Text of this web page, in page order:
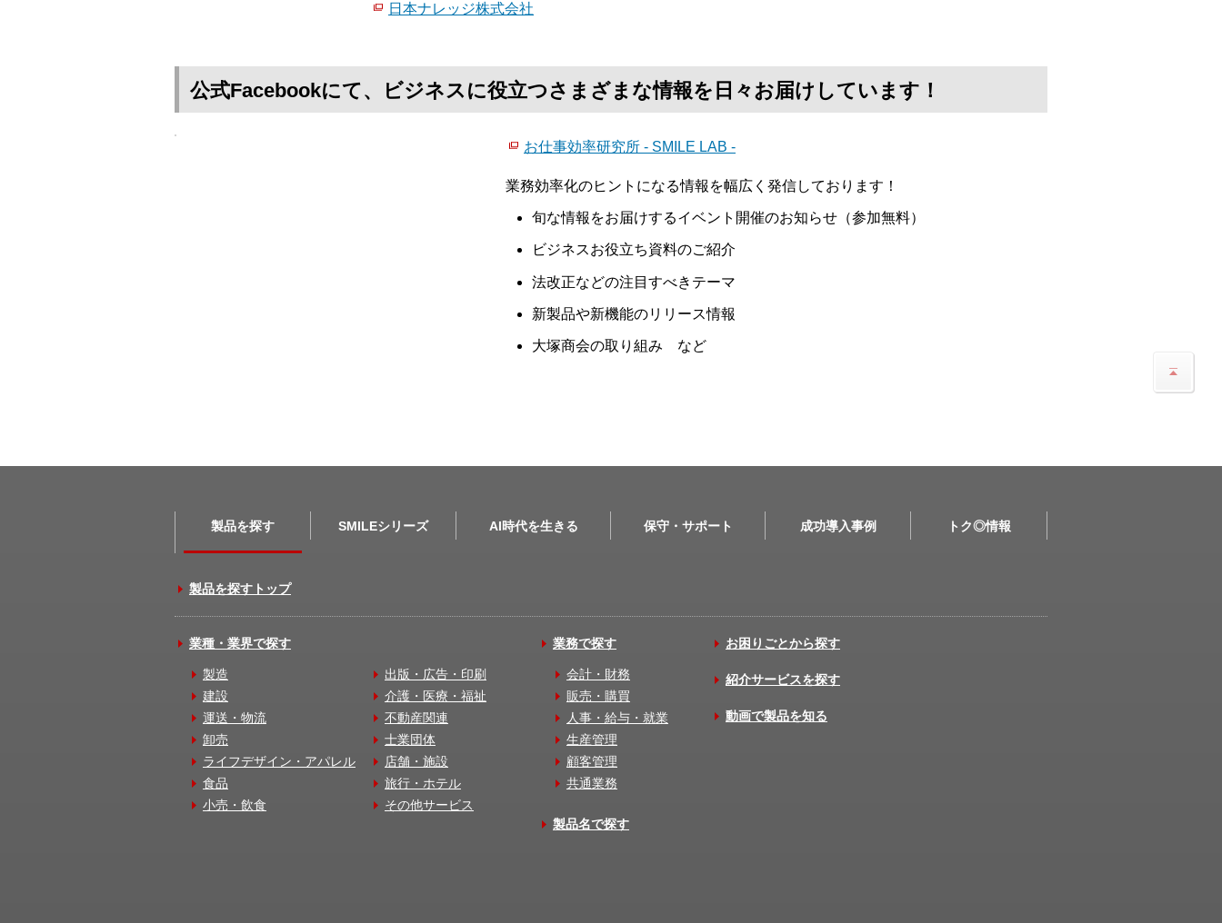
日本ナレッジ株式会社
公式Facebookにて、ビジネスに役立つさまざまな情報を日々お届けしています！
お仕事効率研究所 - SMILE LAB -
業務効率化のヒントになる情報を幅広く発信しております！
旬な情報をお届けするイベント開催のお知らせ（参加無料）
ビジネスお役立ち資料のご紹介
法改正などの注目すべきテーマ
新製品や新機能のリリース情報
大塚商会の取り組み など
製品を探す SMILEシリーズ AI時代を生きる 保守・サポート 成功導入事例 トク◎情報
製品を探すトップ
業種・業界で探す
製造
建設
運送・物流
卸売
ライフデザイン・アパレル
食品
小売・飲食
出版・広告・印刷
介護・医療・福祉
不動産関連
士業団体
店舗・施設
旅行・ホテル
その他サービス
業務で探す
会計・財務
販売・購買
人事・給与・就業
生産管理
顧客管理
共通業務
製品名で探す
お困りごとから探す
紹介サービスを探す
動画で製品を知る